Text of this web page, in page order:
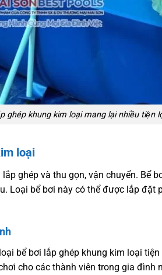
ghép khung kim loại mang lại nhiều tiện
loại
ghép và thu gọn, vận chuyển. Bể
Loại bể bơi này có thể được lắp đặt
bể bơi lắp ghép khung kim loại
cho các thành viên trong gia đình